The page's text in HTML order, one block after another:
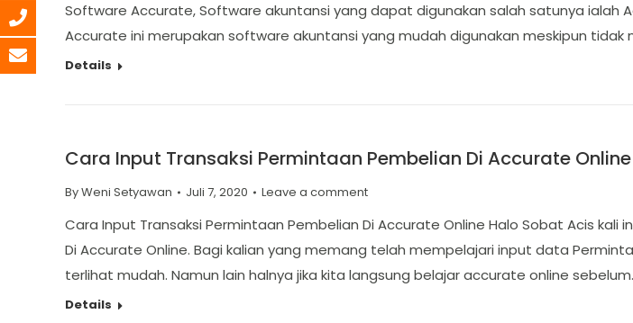
Software Accurate, Software akuntansi yang dapat digunakan salah satunya
Accurate ini merupakan software akuntansi yang mudah digunakan meskipun tidak
Details
Cara Input Transaksi Permintaan Pembelian Di Accurate Online
ByWeni Setyawan Juli 7, 2020 Leave a comment
Cara Input Transaksi Permintaan Pembelian Di Accurate Online Halo Sobat Acis
Di Accurate Online. Bagi kalian yang memang telah mempelajari input data
terlihat mudah. Namun lain halnya jika kita langsung belajar accurate online
Details